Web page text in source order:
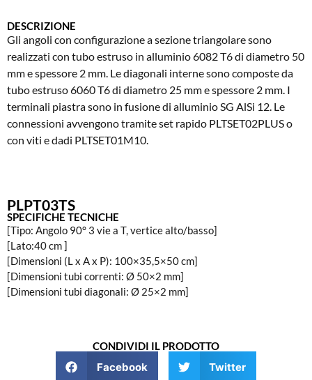
DESCRIZIONE
Gli angoli con configurazione a sezione triangolare sono
realizzati con tubo estruso in alluminio 6082 T6 di diametro 50
mm e spessore 2 mm. Le diagonali interne sono composte da
tubo estruso 6060 T6 di diametro 25 mm e spessore 2 mm. I
terminali piastra sono in fusione di alluminio SG AlSi 12. Le
connessioni avvengono tramite set rapido PLTSET02PLUS o
con viti e dadi PLTSET01M10.
PLPT03TS
SPECIFICHE TECNICHE
[Tipo: Angolo 90° 3 vie a T, vertice alto/basso]
[Lato:40 cm ]
[Dimensioni (L x A x P): 100×35,5×50 cm]
[Dimensioni tubi correnti: Ø 50×2 mm]
[Dimensioni tubi diagonali: Ø 25×2 mm]
CONDIVIDI IL PRODOTTO
Facebook Twitter